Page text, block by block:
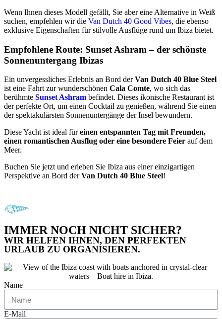
Wenn Ihnen dieses Modell gefällt, Sie aber eine Alternative in Weiß
suchen, empfehlen wir die Van Dutch 40 Good Vibes, die ebenso
exklusive Eigenschaften für stilvolle Ausflüge rund um Ibiza bietet.
Empfohlene Route: Sunset Ashram – der schönste
Sonnenuntergang Ibizas
Ein unvergessliches Erlebnis an Bord derVan Dutch 40 Blue Steel
ist eine Fahrt zur wunderschönen Cala Comte, wo sich das
berühmte Sunset Ashram befindet. Dieses ikonische Restaurant ist
der perfekte Ort, um einen Cocktail zu genießen, während Sie einen
der spektakulärsten Sonnenuntergänge der Insel bewundern.
Diese Yacht ist ideal füreinen entspannten Tag mit Freunden,
einen romantischen Ausflug oder eine besondere Feier auf dem
Meer.
Buchen Sie jetzt und erleben Sie Ibiza aus einer einzigartigen
Perspektive an Bord derVan Dutch 40 Blue Steel!
IMMER NOCH NICHT SICHER?
WIR HELFEN IHNEN, DEN PERFEKTEN
URLAUB ZU ORGANISIEREN.
Name
E-Mail